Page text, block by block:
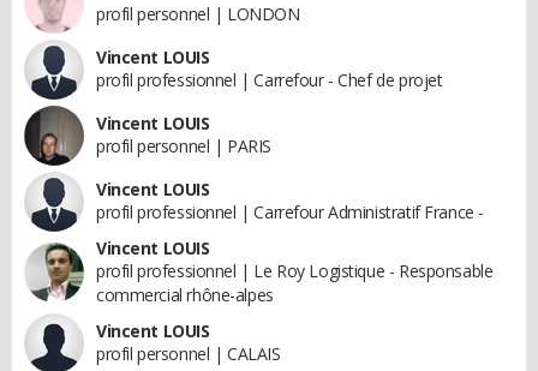
profil personnel | LONDON
Vincent LOUIS
profil professionnel | Carrefour - Chef de projet
Vincent LOUIS
profil personnel | PARIS
Vincent LOUIS
profil professionnel | Carrefour Administratif France -
Vincent LOUIS
profil professionnel | Le Roy Logistique - Responsable
commercial rhône-alpes
Vincent LOUIS
profil personnel | CALAIS